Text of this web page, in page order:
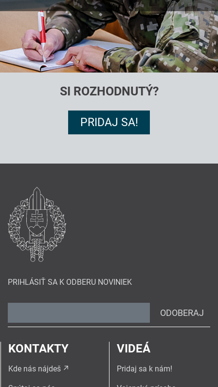
SI ROZHODNUTÝ?
PRIDAJ SA!
PRIHLÁSIŤ SA K ODBERU NOVINIEK
ODOBERAJ
KONTAKTY
Kde nás nájdeš
VIDEÁ
Pridaj sa k nám!